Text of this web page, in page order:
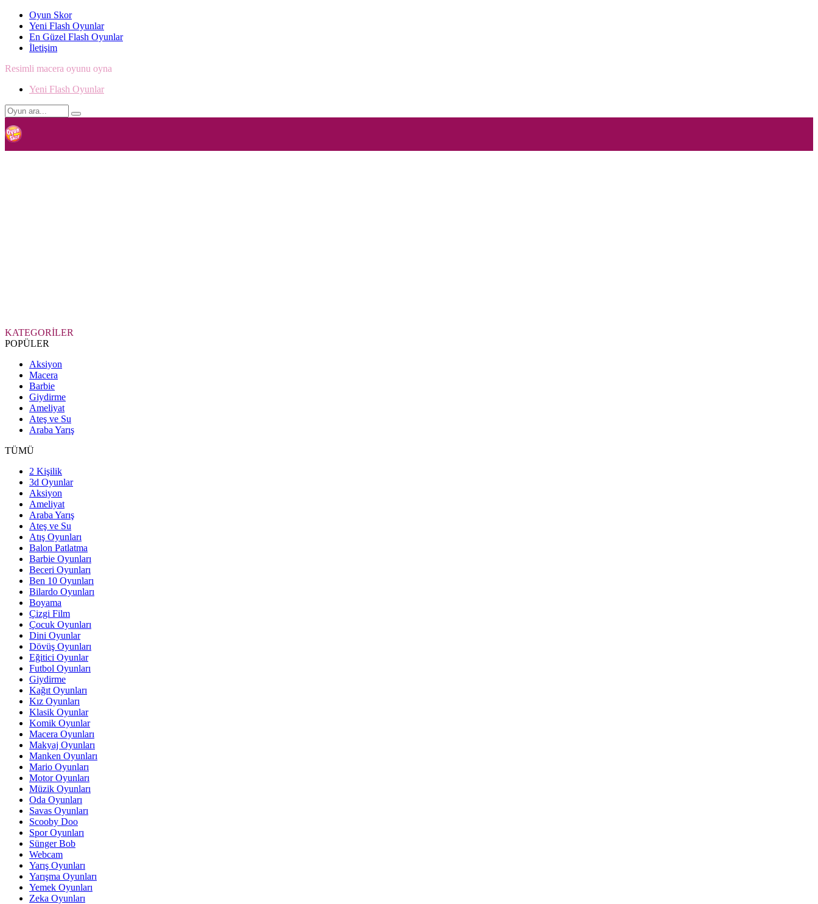
Oyun Skor
Yeni Flash Oyunlar
En Güzel Flash Oyunlar
İletişim
Resimli macera oyunu oyna
Yeni Flash Oyunlar
KATEGORİLER
POPÜLER
Aksiyon
Macera
Barbie
Giydirme
Ameliyat
Ateş ve Su
Araba Yarış
TÜMÜ
2 Kişilik
3d Oyunlar
Aksiyon
Ameliyat
Araba Yarış
Ateş ve Su
Atış Oyunları
Balon Patlatma
Barbie Oyunları
Beceri Oyunları
Ben 10 Oyunları
Bilardo Oyunları
Boyama
Çizgi Film
Çocuk Oyunları
Dini Oyunlar
Dövüş Oyunları
Eğitici Oyunlar
Futbol Oyunları
Giydirme
Kağıt Oyunları
Kız Oyunları
Klasik Oyunlar
Komik Oyunlar
Macera Oyunları
Makyaj Oyunları
Manken Oyunları
Mario Oyunları
Motor Oyunları
Müzik Oyunları
Oda Oyunları
Savas Oyunları
Scooby Doo
Spor Oyunları
Sünger Bob
Webcam
Yarış Oyunları
Yarışma Oyunları
Yemek Oyunları
Zeka Oyunları